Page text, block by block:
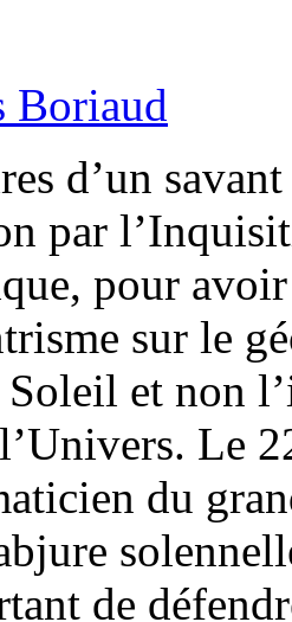
Boriaud
d’un
par
pour
sur le
et non
Le
du
de